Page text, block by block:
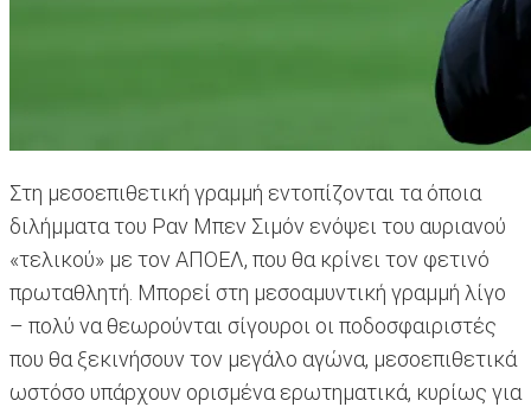
Στη μεσοεπιθετική γραμμή εντοπίζονται τα όποια
διλήμματα του Ραν Μπεν Σιμόν ενόψει του αυριανού
«τελικού» με τον ΑΠΟΕΛ, που θα κρίνει τον φετινό
πρωταθλητή. Μπορεί στη μεσοαμυντική γραμμή λίγο
– πολύ να θεωρούνται σίγουροι οι ποδοσφαιριστές
που θα ξεκινήσουν τον μεγάλο αγώνα, μεσοεπιθετικά
ωστόσο υπάρχουν ορισμένα ερωτηματικά, κυρίως για